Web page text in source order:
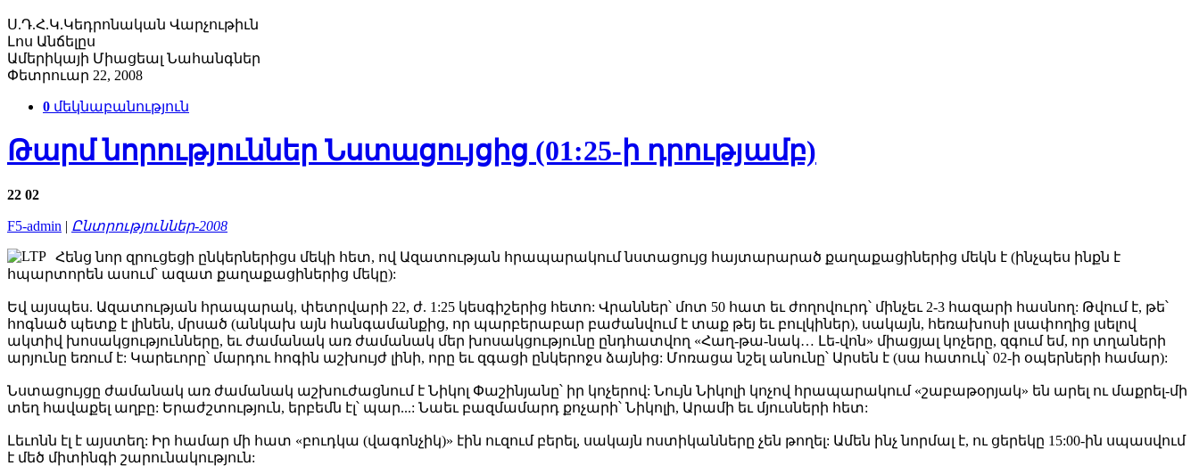
Ս.Դ.Հ.Կ.Կեդրոնական Վարչութիւն
Լոս Անճելըս
Ամերիկայի Միացեալ Նահանգներ
Փետրուար 22, 2008
0 մեկնաբանություն
Թարմ նորություններ Նստացույցից (01:25-ի դրությամբ)
22 02
F5-admin | Ընտրություններ-2008
Հենց նոր զրուցեցի ընկերներիցս մեկի հետ, ով Ազատության հրապարակում նստացույց հայտարարած քաղաքացիներից մեկն է (ինչպես ինքն է
հպարտորեն ասում՝ ազատ քաղաքացիներից մեկը):
Եվ այսպես. Ազատության հրապարակ, փետրվարի 22, ժ. 1:25 կեսգիշերից հետո: Վրաններ՝ մոտ 50 հատ եւ ժողովուրդ՝ մինչեւ 2-3 հազարի հասնող: Թվում է, թե՝
հոգնած պետք է լինեն, մրսած (անկախ այն հանգամանքից, որ պարբերաբար բաժանվում է տաք թեյ եւ բուլկիներ), սակայն, հեռախոսի լսափողից լսելով
ակտիվ խոսակցությունները, եւ ժամանակ առ ժամանակ մեր խոսակցությունը ընդհատվող «Հաղ-թա-նակ… Լե-վոն» միացյալ կոչերը, զգում եմ, որ տղաների
արյունը եռում է: Կարեւորը՝ մարդու հոգին աշխույժ լինի, որը եւ զգացի ընկերոջս ձայնից: Մոռացա նշել անունը՝ Արսեն է (սա հատուկ՝ 02-ի օպերների համար):
Նստացույցը ժամանակ առ ժամանակ աշխուժացնում է Նիկոլ Փաշինյանը՝ իր կոչերով: Նույն Նիկոլի կոչով հրապարակում «շաբաթօրյակ» են արել ու մաքրել-մի
տեղ հավաքել աղբը: Երաժշտություն, երբեմն էլ՝ պար...: Նաեւ բազմամարդ քոչարի՝ Նիկոլի, Արամի եւ մյուսների հետ:
Լեւոնն էլ է այստեղ: Իր համար մի հատ «բուդկա (վագոնչիկ)» էին ուզում բերել, սակայն ոստիկանները չեն թողել: Ամեն ինչ նորմալ է, ու ցերեկը 15:00-ին սպասվում
է մեծ միտինգի շարունակություն: